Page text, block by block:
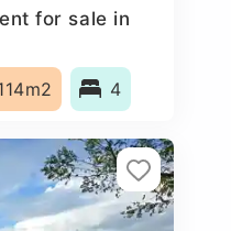
for sale in
4